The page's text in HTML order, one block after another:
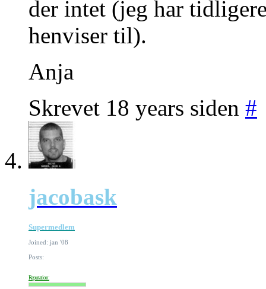
der intet (jeg har
henviser til).
Anja
Skrevet 18 years siden #
jacobask
Supermedlem
Joined: jan '08
Posts:
Reputation: